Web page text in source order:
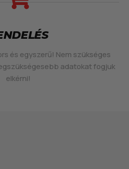
és egyszerű! Nem szükséges
adatokat fogjuk
elkérni!